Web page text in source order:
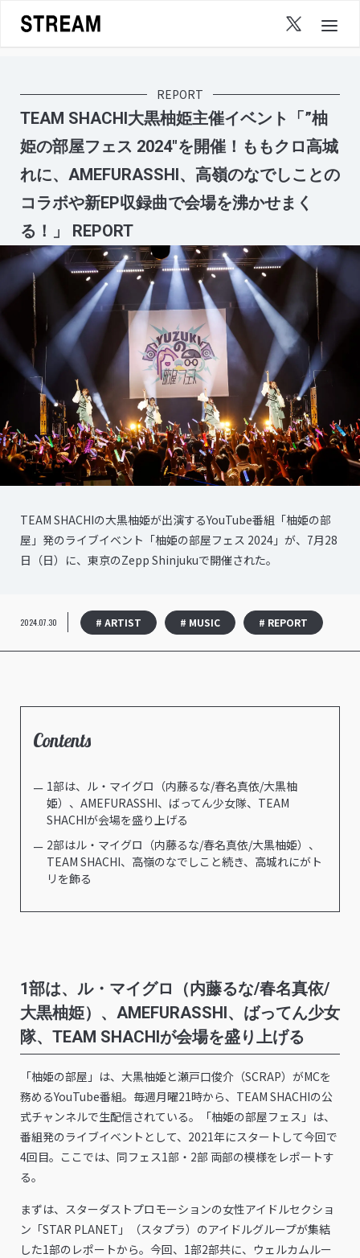
content
REPORT
TEAM SHACHI大黒柚姫主催イベント「”柚
姫の部屋フェス 2024″を開催！ももクロ高城
れに、AMEFURASSHI、高嶺のなでしことの
コラボや新EP収録曲で会場を沸かせまく
る！」 REPORT
TEAM SHACHIの大黒柚姫が出演するYouTube番組「柚姫の部
屋」発のライブイベント「柚姫の部屋フェス 2024」が、7月28
日（日）に、東京のZepp Shinjukuで開催された。
2024.07.30 # ARTIST # MUSIC # REPORT
Contents
1部は、ル・マイグロ（内藤るな/春名真依/大黒柚
姫）、AMEFURASSHI、ばってん少女隊、TEAM
SHACHIが会場を盛り上げる
2部はル・マイグロ（内藤るな/春名真依/大黒柚姫）、
TEAM SHACHI、高嶺のなでしこと続き、高城れにがト
リを飾る
1部は、ル・マイグロ（内藤るな/春名真依/
大黒柚姫）、AMEFURASSHI、ばってん少女
隊、TEAM SHACHIが会場を盛り上げる
「柚姫の部屋」は、大黒柚姫と瀬戸口俊介（SCRAP）がMCを
務めるYouTube番組。毎週月曜21時から、TEAM SHACHIの公
式チャンネルで生配信されている。「柚姫の部屋フェス」は、
番組発のライブイベントとして、2021年にスタートして今回で
4回目。ここでは、同フェス1部・2部 両部の模様をレポートす
る。
まずは、スターダストプロモーションの女性アイドルセクショ
ン「STAR PLANET」（スタプラ）のアイドルグループが集結
した1部のレポートから。今回、1部2部共に、ウェルカムルー